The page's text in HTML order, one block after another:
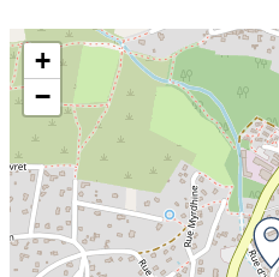
+
−